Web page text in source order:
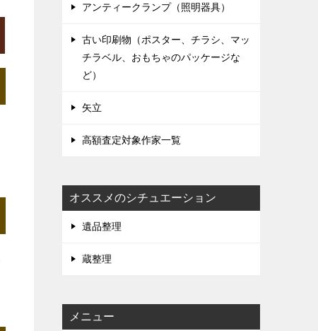
アンティークランプ（照明器具）
古い印刷物（ポスター、チラシ、マッ
チラベル、おもちゃのパッケージな
ど）
矢立
高額査定対象作家一覧
オススメのシチュエーション
遺品整理
蔵整理
メニュー